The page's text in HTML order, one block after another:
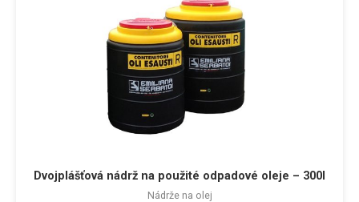
Dvojplášťová nádrž na použité odpadové oleje – 300l
Nádrže na olej